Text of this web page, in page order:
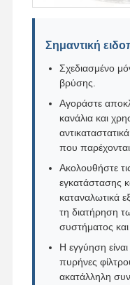
Σημαντική
Σχεδιασμένο
βρύσης.
Αγοράστε
κανάλια και
που
Ακολουθήστε
εγκατάστασης
καταναλωτικά
τη διατήρηση
συστήματος
Η εγγύηση
πυρήνες
ακατάλληλη